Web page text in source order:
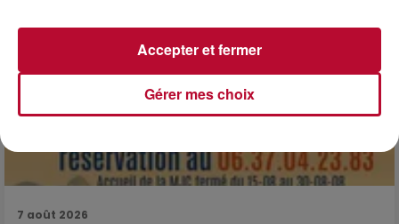
7 août 2026
Gérer mes choix
Accepter et fermer